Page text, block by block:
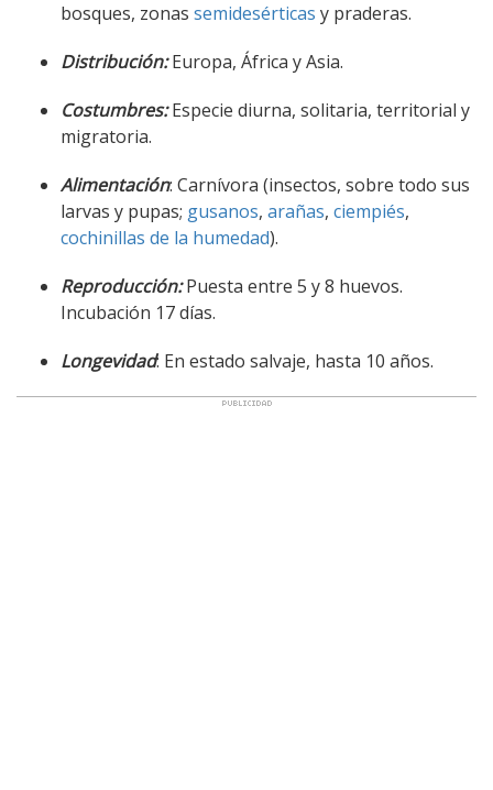
bosques, zonas semidesérticas y praderas.
Distribución:Europa, África y Asia.
Costumbres:Especie diurna, solitaria, territorial y
migratoria.
Alimentación: Carnívora (insectos, sobre todo sus
larvas y pupas; gusanos, arañas, ciempiés,
cochinillas de la humedad).
Reproducción:Puesta entre 5 y 8 huevos.
Incubación 17 días.
Longevidad: En estado salvaje, hasta 10 años.